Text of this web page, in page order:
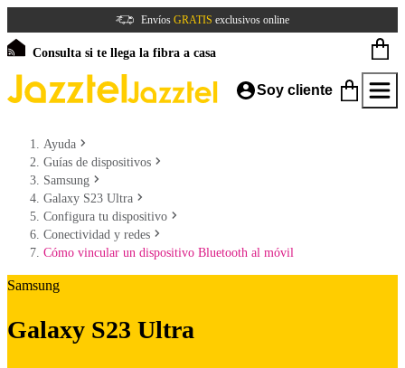
Envíos GRATIS exclusivos online
Consulta si te llega la fibra a casa
Soy cliente
Ayuda
Guías de dispositivos
Samsung
Galaxy S23 Ultra
Configura tu dispositivo
Conectividad y redes
Cómo vincular un dispositivo Bluetooth al móvil
Samsung
Galaxy S23 Ultra